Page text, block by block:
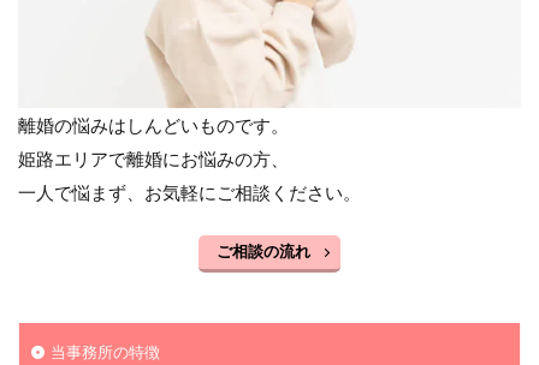
離婚の悩みはしんどいものです。
姫路エリアで離婚にお悩みの方、
一人で悩まず、お気軽にご相談ください。
ご相談の流れ
当事務所の特徴